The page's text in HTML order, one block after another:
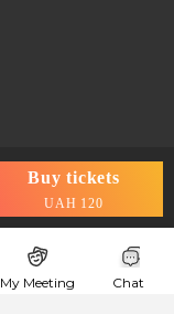
All rights reserved.
Buy tickets
UAH 120
My Meeting Chat